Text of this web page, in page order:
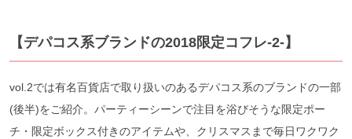
【デパコス系ブランドの2018限定コフレ-2-】
vol.2では有名百貨店で取り扱いのあるデパコス系のブランドの一部
(後半)をご紹介。パーティーシーンで注目を浴びそうな限定ポー
チ・限定ボックス付きのアイテムや、クリスマスまで毎日ワクワク